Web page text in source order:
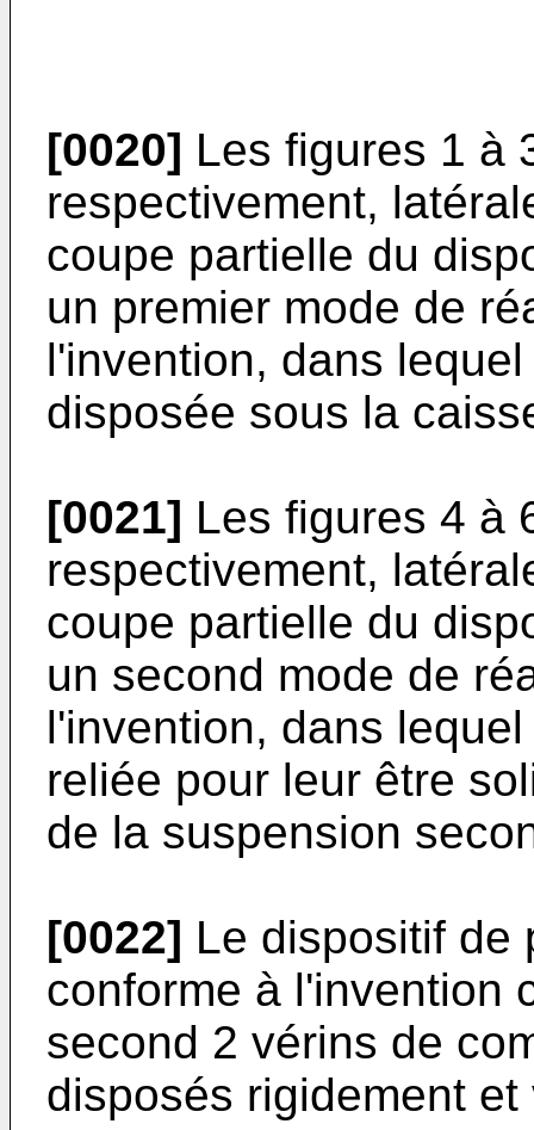
[0020] Les figures 1 à
respectivement,
coupe partielle du
un premier mode de
l'invention, dans
disposée sous la
[0021] Les figures 4 à
respectivement,
coupe partielle du
un second mode de
l'invention, dans
reliée pour leur être
de la suspension
[0022] Le dispositif de
conforme à l'invention
second 2 vérins de
disposés rigidement